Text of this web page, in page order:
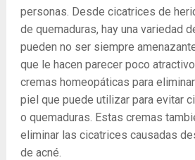
personas. Desde cicatrices de
de quemaduras, hay una variedad
pueden no ser siempre
que le hacen parecer poco
cremas homeopáticas para
piel que puede utilizar para evitar
o quemaduras. Estas cremas
eliminar las cicatrices causadas
de acné.